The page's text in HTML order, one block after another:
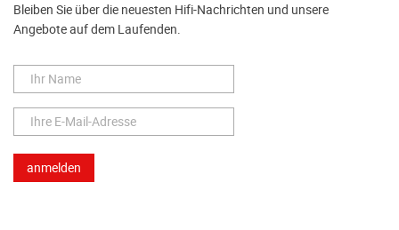
Bleiben Sie über die neuesten Hifi-Nachrichten und unsere
Angebote auf dem Laufenden.